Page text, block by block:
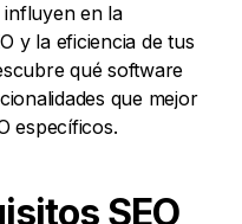
influyen en la
y la eficiencia de tus
qué software
que mejor
específicos.
SEO